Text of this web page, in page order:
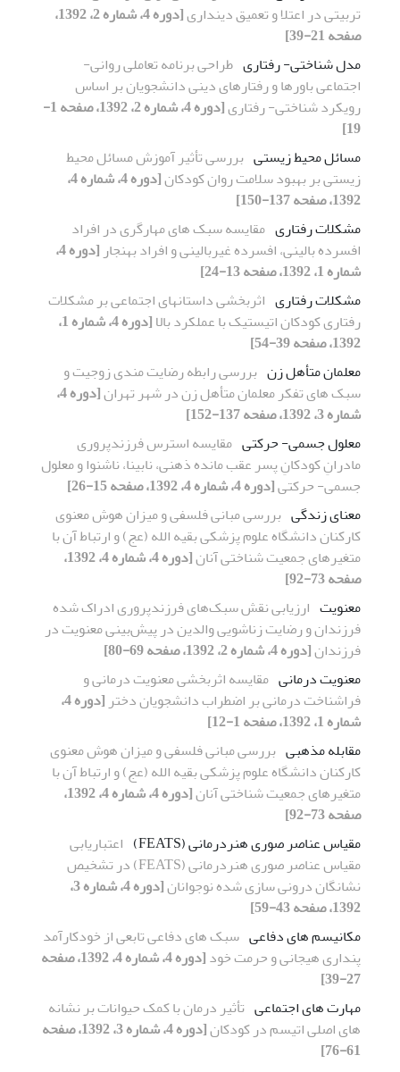
تربیتی در اعتلا و تعمیق دینداری
[دوره 4، شماره 2، 1392،
صفحه 21-39]
مدل شناختی- رفتاری طراحی برنامه‌ تعاملی روانی-
اجتماعی باورها و رفتارهای دینی دانشجویان بر اساس
رویکرد شناختی- رفتاری
[دوره 4، شماره 2، 1392، صفحه 1-
19]
مسائل محیط زیستی بررسی تأثیر آموزش مسائل محیط
زیستی بر بهبود سلامت روان کودکان
[دوره 4، شماره 4،
1392، صفحه 137-150]
مشکلات رفتاری مقایسه سبک های مهارگری در افراد
افسرده بالینی، افسرده غیربالینی و افراد بهنجار
[دوره 4،
شماره 1، 1392، صفحه 13-24]
مشکلات رفتاری اثربخشی داستان‏های اجتماعی بر مشکلات
رفتاری کودکان اتیستیک با عملکرد بالا
[دوره 4، شماره 1،
1392، صفحه 39-54]
معلمان متأهل زن بررسی رابطه رضایت مندی زوجیت و
سبک های تفکر معلمان متأهل زن در شهر تهران
[دوره 4،
شماره 3، 1392، صفحه 137-152]
معلول جسمی- حرکتی مقایسه استرس فرزندپروری
مادرانِ کودکانِ پسر عقب مانده ذهنی، نابینا، ناشنوا و معلول
جسمی- حرکتی[دوره 4، شماره 4، 1392، صفحه 15-26]
معنای زندگی بررسی مبانی فلسفی و میزان هوش معنوی
کارکنان دانشگاه علوم پزشکی بقیه الله (عج) و ارتباط آن با
متغیرهای جمعیت شناختی آنان
[دوره 4، شماره 4، 1392،
صفحه 73-92]
معنویت ارزیابی نقش سبک‌های فرزندپروری ادراک شده
فرزندان و رضایت زناشویی والدین در پیش‌بینی معنویت در
فرزندان[دوره 4، شماره 2، 1392، صفحه 69-80]
معنویت درمانی مقایسه اثربخشی معنویت درمانی و
فراشناخت درمانی بر اضطراب دانشجویان دختر
[دوره 4،
شماره 1، 1392، صفحه 1-12]
مقابله مذهبی بررسی مبانی فلسفی و میزان هوش معنوی
کارکنان دانشگاه علوم پزشکی بقیه الله (عج) و ارتباط آن با
متغیرهای جمعیت شناختی آنان
[دوره 4، شماره 4، 1392،
صفحه 73-92]
مقیاس عناصر صوری هنردرمانی (FEATS)
اعتباریابی
مقیاس عناصر صوری هنردرمانی (FEATS) در تشخیص
نشانگان درونی‌ سازی‌ شده نوجوانان
[دوره 4، شماره 3،
1392، صفحه 43-59]
مکانیسم های دفاعی سبک های دفاعی تابعی از خودکارآمد
پنداری هیجانی و حرمت خود
[دوره 4، شماره 4، 1392، صفحه
27-39]
مهارت های اجتماعی تأثیر درمان با کمک حیوانات بر نشانه
های اصلی اتیسم در کودکان
[دوره 4، شماره 3، 1392، صفحه
61-76]